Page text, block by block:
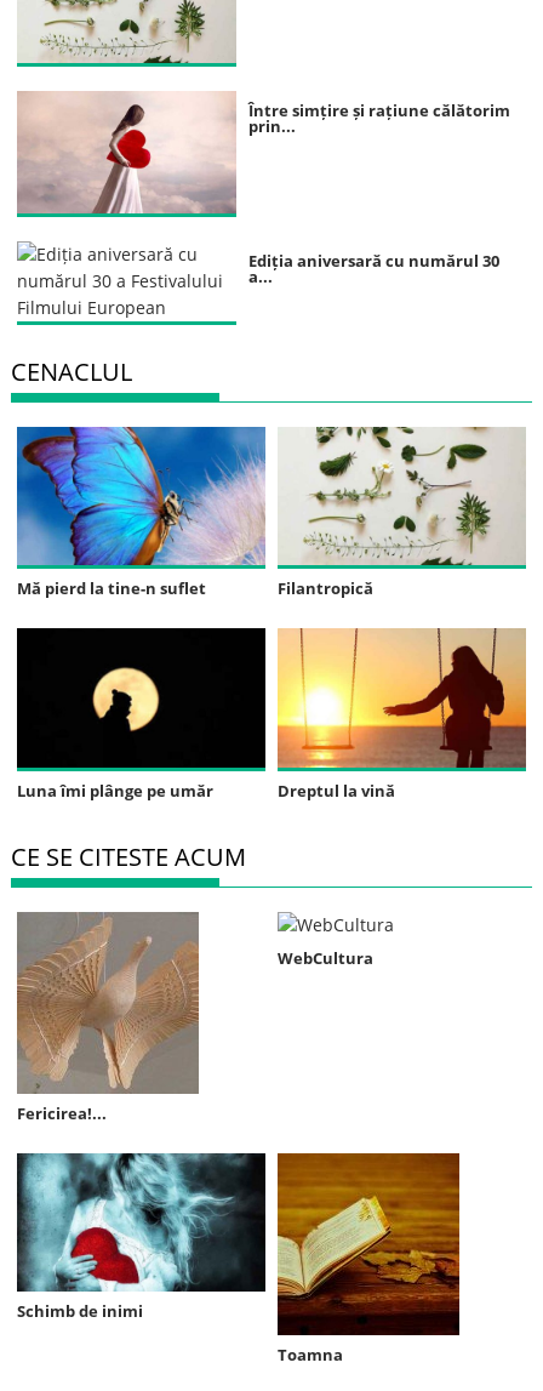
Între simțire și rațiune călătorim
prin...
Ediția aniversară cu numărul 30
a...
CENACLUL
Mă pierd la tine-n suflet Filantropică
Luna îmi plânge pe umăr Dreptul la vină
CE SE CITESTE ACUM
Fericirea!...
WebCultura
Schimb de inimi
Toamna